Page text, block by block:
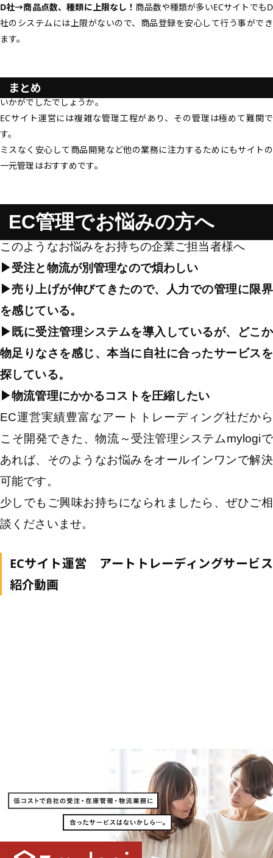
D社→商品点数、種類に上限なし！ 商品数や種類が多いECサイトでもD
社のシステムには上限がないので、商品登録を安心して行う事ができ
ます。
まとめ
いかがでしたでしょうか。
ECサイト運営には複雑な管理工程があり、その管理は極めて難関で
す。
ミスなく安心して商品開発など他の業務に注力するためにもサイトの
一元管理はおすすめです。
EC管理でお悩みの方へ
このようなお悩みをお持ちの企業ご担当者様へ
▶︎受注と物流が別管理なので煩わしい
▶︎売り上げが伸びてきたので、人力での管理に限界
を感じている。
▶︎既に受注管理システムを導入しているが、どこか
物足りなさを感じ、本当に自社に合ったサービスを
探している。
▶︎物流管理にかかるコストを圧縮したい
EC運営実績豊富なアートトレーディング社だから
こそ開発できた、物流～受注管理システムmylogiで
あれば、そのようなお悩みをオールインワンで解決
可能です。
少しでもご興味お持ちになられましたら、ぜひご相
談くださいませ。
ECサイト運営 アートトレーディングサービス
紹介動画